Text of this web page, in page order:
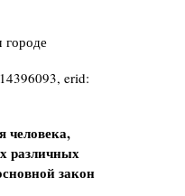
городе
erid:
человека,
различных
закон